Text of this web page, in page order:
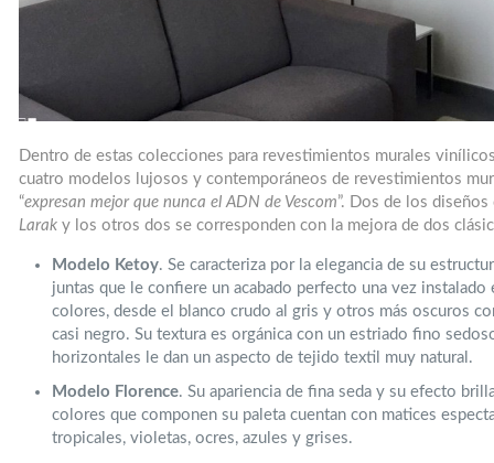
Dentro de estas colecciones para revestimientos murales
cuatro modelos lujosos y contemporáneos de revestimientos
“expresan mejor que nunca el ADN de Vescom”. Dos de los
Larak y los otros dos se corresponden con la mejora de dos
Modelo Ketoy. Se caracteriza por la elegancia de su
juntas que le confiere un acabado perfecto una vez
colores, desde el blanco crudo al gris y otros más oscuros
casi negro. Su textura es orgánica con un estriado fino
horizontales le dan un aspecto de tejido textil muy natural.
Modelo Florence. Su apariencia de fina seda y su efecto
colores que componen su paleta cuentan con matices
tropicales, violetas, ocres, azules y grises.